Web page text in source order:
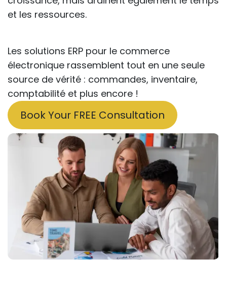
et les ressources.
Les solutions ERP pour le commerce
électronique rassemblent tout en une seule
source de vérité : commandes, inventaire,
comptabilité et plus encore !
Book Your FREE Consultation